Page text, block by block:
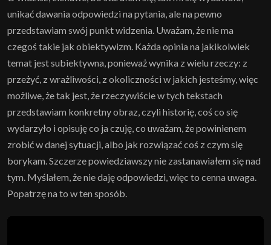
unikać dawania odpowiedzi na pytania, ale na pewno
przedstawiam swój punkt widzenia. Uważam, że nie ma
czegoś takie jak obiektywizm. Każda opinia na jakikolwiek
temat jest subiektywna, ponieważ wynika z wielu rzeczy: z
przeżyć, z wrażliwości, z okoliczności w jakich jesteśmy, więc
możliwe, że tak jest, że rzeczywiście w tych tekstach
przedstawiam konkretny obraz, czyli historię, coś co się
wydarzyło i opisuję co ja czuję, co uważam, że powinienem
zrobić w danej sytuacji, albo jak rozwiązać coś z czym się
borykam. Szczerze powiedziawszy nie zastanawiałem się nad
tym. Myślałem, że nie daję odpowiedzi, więc to cenna uwaga.
Popatrzę na to w ten sposób.